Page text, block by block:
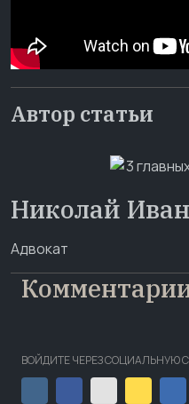
Автор статьи
Николай
Адвокат
ВОЙДИТЕ ЧЕРЕЗ СОЦИАЛЬНУЮ